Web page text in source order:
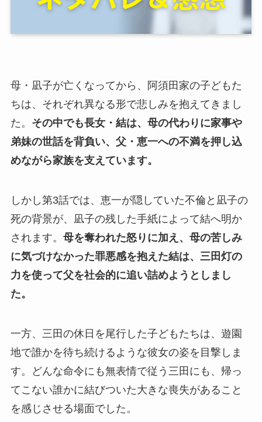
母・凪子が亡くなってから、阿須田家の子どもた
ちは、それぞれ異なる形で悲しみを抱えてきまし
た。 その中でも長女・結は、母の代わりに家事や
弟妹の世話を背負い、父・恵一への不満を押し込
めながら家族を支えています。
しかし第3話では、恵一が隠していた不倫と凪子の
死の背景が、凪子の残した手紙によって結へ明か
されます。 母を奪われた怒りに加え、母の苦しみ
に気づけなかった罪悪感を抱えた結は、三田灯の
力を使って父を社会的に追い詰めようとしまし
た。
一方、三田の休日を尾行した子どもたちは、遊園
地で誰かを待ち続けるような彼女の姿を目撃しま
す。どんな命令にも無表情で従う三田にも、帰っ
てこない誰かに結びついた大きな喪失があること
を感じさせる場面でした。